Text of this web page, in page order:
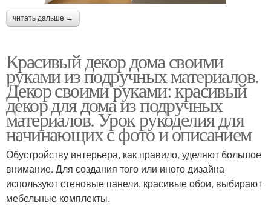
читать дальше →
Красивый декор дома своими
руками из подручных материалов.
Декор своими руками: красивый
декор для дома из подручных
материалов. Урок рукоделия для
начинающих с фото и описанием
Обустройству интерьера, как правило, уделяют большое
внимание. Для создания того или иного дизайна
используют стеновые панели, красивые обои, выбирают
мебельные комплекты.